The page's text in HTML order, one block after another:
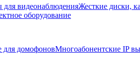
для видеонаблюденияЖесткие диски,
оборудование
домофоновМногоабонентские IP